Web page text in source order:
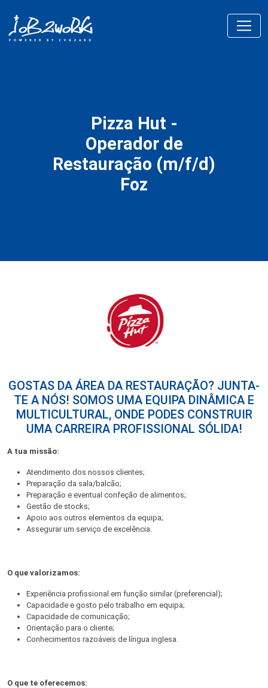
Pizza Hut -
Operador de
Restauração (m/f/d)
Foz
GOSTAS DA ÁREA DA RESTAURAÇÃO? JUNTA-
TE A NÓS! SOMOS UMA EQUIPA DINÂMICA E
MULTICULTURAL, ONDE PODES CONSTRUIR
UMA CARREIRA PROFISSIONAL SÓLIDA!
A tua missão:
Atendimento dos nossos clientes;
Preparação da sala/balcão;
Preparação e eventual confeção de alimentos;
Gestão de stocks;
Apoio aos outros elementos da equipa;
Assegurar um serviço de excelência.
O que valorizamos:
Experiência profissional em função similar (preferencial);
Capacidade e gosto pelo trabalho em equipa;
Capacidade de comunicação;
Orientação para o cliente;
Conhecimentos razoáveis de língua inglesa.
O que te oferecemos: